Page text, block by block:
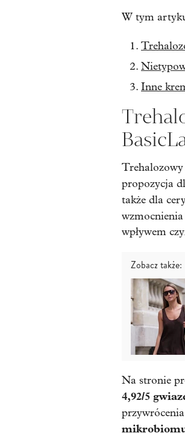
W tym
Inne
propozycja
także dla
wpływem
Zobacz także:
Na stronie
4,92/5